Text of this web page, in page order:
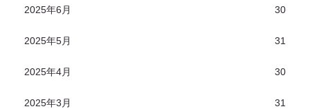
2025年6月 30
2025年5月 31
2025年4月 30
2025年3月 31